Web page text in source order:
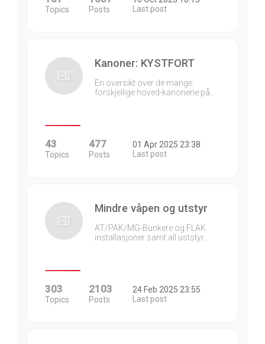
Topics Posts
Last post
Kanoner: KYSTFORT
En oversikt over de mange
forskjellige hoved-kanonene på…
43
Topics
477
Posts
01 Apr 2025 23:38
Last post
Mindre våpen og utstyr
AT/PAK/MG-Bunkere og FLAK
installasjoner samt all uststyr…
303
Topics
2103
Posts
24 Feb 2025 23:55
Last post